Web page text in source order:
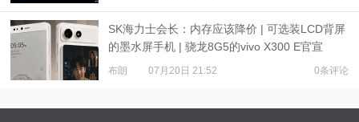
SK海力士会长：内存应该降价 | 可选装LCD背屏
的墨水屏手机 | 骁龙8G5的vivo X300 E官宣
布朗 07月20日 21:52 0条评论